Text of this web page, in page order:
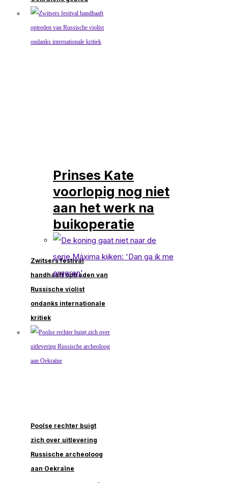
Zwitsers festival
handhaaft optreden van
Russische violist
ondanks internationale
kritiek
Poolse rechter buigt
zich over uitlevering
Russische archeoloog
aan Oekraïne
Prinses Kate
voorlopig nog niet
aan het werk na
buikoperatie